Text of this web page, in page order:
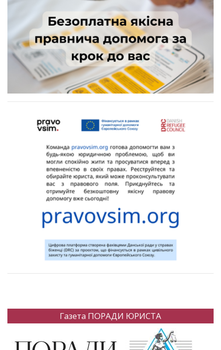
Газета ПОРАДИ ЮРИСТА